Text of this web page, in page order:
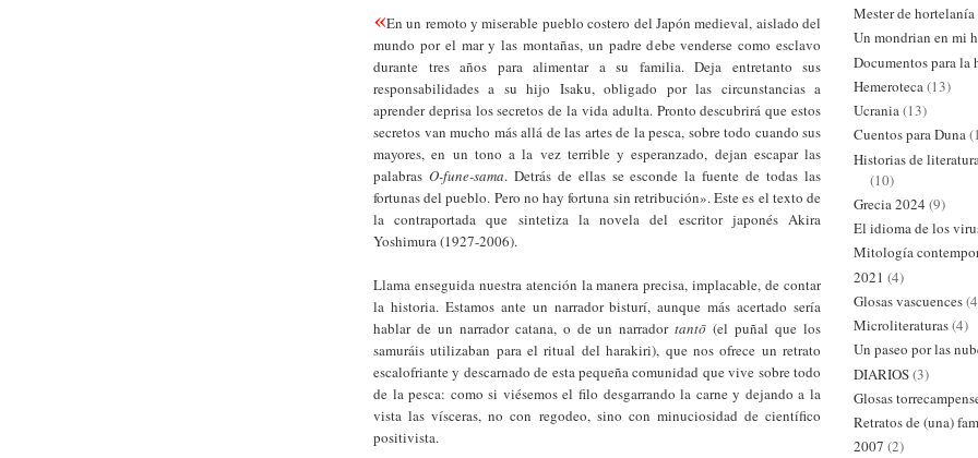
«En un remoto y miserable pueblo costero del Japón medieval, aislado del
mundo por el mar y las montañas, un padre debe venderse como esclavo
durante tres años para alimentar a su familia. Deja entretanto sus
responsabilidades a su hijo Isaku, obligado por las circunstancias a
aprender deprisa los secretos de la vida adulta. Pronto descubrirá que estos
secretos van mucho más allá de las artes de la pesca, sobre todo cuando sus
mayores, en un tono a la vez terrible y esperanzado, dejan escapar las
palabras O-fune-sama. Detrás de ellas se esconde la fuente de todas las
fortunas del pueblo. Pero no hay fortuna sin retribución». Este es el texto de
la contraportada que sintetiza la novela del escritor japonés Akira
Yoshimura (1927-2006).
Llama enseguida nuestra atención la manera precisa, implacable, de contar
la historia. Estamos ante un narrador bisturí, aunque más acertado sería
hablar de un narrador catana, o de un narradortantō (el puñal que los
samuráis utilizaban para el ritual del harakiri), que nos ofrece un retrato
escalofriante y descarnado de esta pequeña comunidad que vive sobre todo
de la pesca: como si viésemos el filo desgarrando la carne y dejando a la
vista las vísceras, no con regodeo, sino con minuciosidad de científico
positivista.
Mester de hortelanía
Un mondrian en mi
Documentos para la
Hemeroteca(13)
Ucrania(13)
Cuentos para Duna
Historias de
(10)
Grecia 2024 (9)
El idioma de los
Mitología
2021 (4)
Glosas vascuences
Microliteraturas(4)
Un paseo por las
DIARIOS(3)
Glosas
Retratos de (una)
2007 (2)